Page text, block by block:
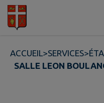
Contenu
ACCUEIL>SERVICES>
SALLE LEON